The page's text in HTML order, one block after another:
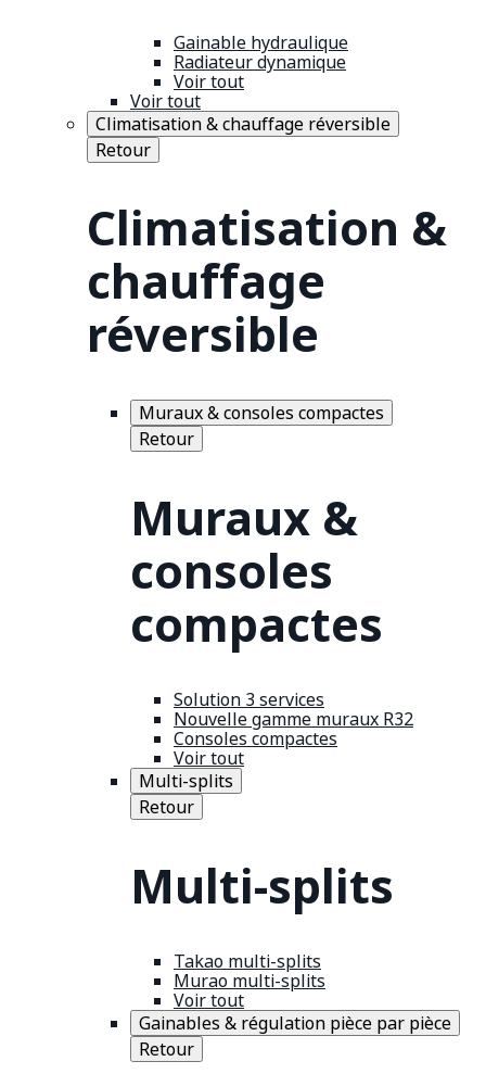
Gainable hydraulique
Radiateur dynamique
Voir tout
Voir tout
Climatisation & chauffage réversible
Retour
Climatisation &
chauffage
réversible
Muraux & consoles compactes
Retour
Muraux &
consoles
compactes
Solution 3 services
Nouvelle gamme muraux R32
Consoles compactes
Voir tout
Multi-splits
Retour
Multi-splits
Takao multi-splits
Murao multi-splits
Voir tout
Gainables & régulation pièce par pièce
Retour